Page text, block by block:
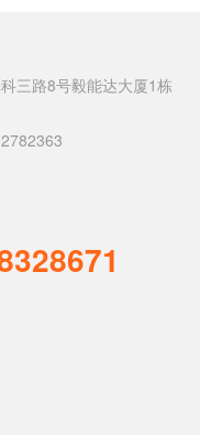
三路8号毅能达大厦1栋